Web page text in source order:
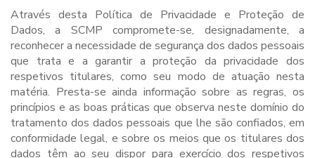
Através desta Política de Privacidade e Proteção de
Dados, a SCMP compromete-se, designadamente, a
reconhecer a necessidade de segurança dos dados pessoais
que trata e a garantir a proteção da privacidade dos
respetivos titulares, como seu modo de atuação nesta
matéria. Presta-se ainda informação sobre as regras, os
princípios e as boas práticas que observa neste domínio do
tratamento dos dados pessoais que lhe são confiados, em
conformidade legal, e sobre os meios que os titulares dos
dados têm ao seu dispor para exercício dos respetivos